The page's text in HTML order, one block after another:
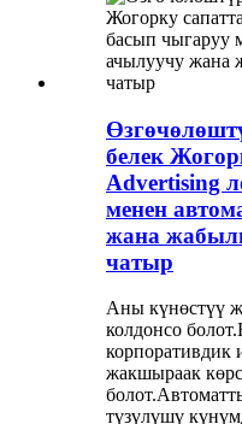
белек
Advertising
менен
жана
чатыр
Аны күнөстүү
колдонсо
жакшыраак
түзүлүшү